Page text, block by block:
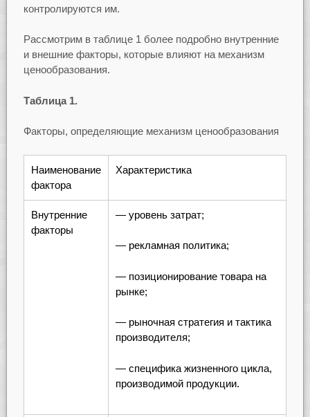
контролируются им.
Рассмотрим в таблице 1 более подробно внутренние
и внешние факторы, которые влияют на механизм
ценообразования.
Таблица 1.
Факторы, определяющие механизм ценообразования
Наименование
фактора
Характеристика
Внутренние
факторы
— уровень затрат;
— рекламная политика;
— позиционирование товара на
рынке;
— рыночная стратегия и тактика
производителя;
— специфика жизненного цикла,
производимой продукции.